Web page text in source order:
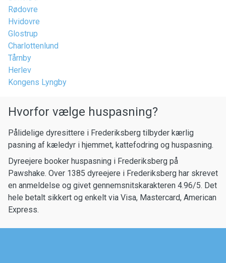
Rødovre
Hvidovre
Glostrup
Charlottenlund
Tårnby
Herlev
Kongens Lyngby
Hvorfor vælge huspasning?
Pålidelige dyresittere i Frederiksberg tilbyder kærlig
pasning af kæledyr i hjemmet, kattefodring og huspasning.
Dyreejere booker huspasning i Frederiksberg på
Pawshake. Over 1385 dyreejere i Frederiksberg har skrevet
en anmeldelse og givet gennemsnitskarakteren 4.96/5. Det
hele betalt sikkert og enkelt via Visa, Mastercard, American
Express.